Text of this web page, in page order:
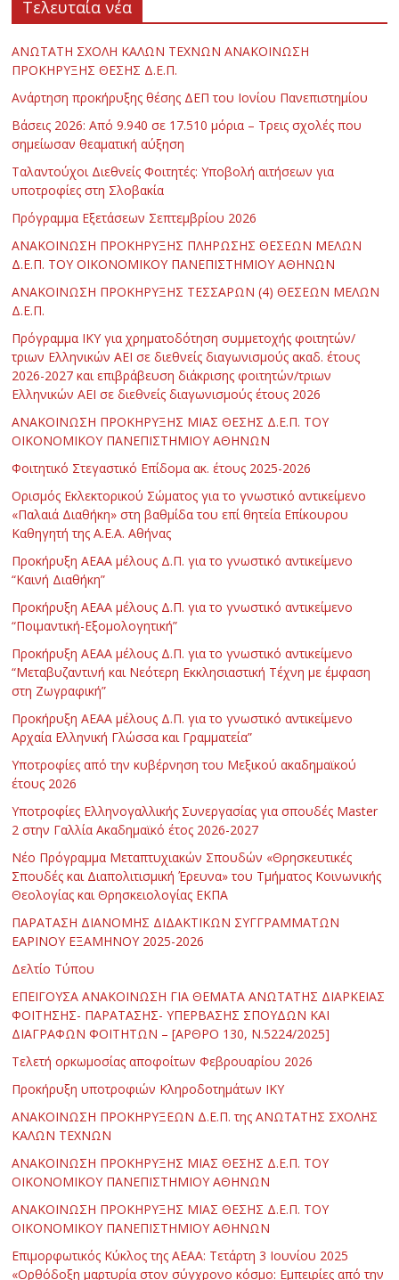
Τελευταία νέα
ΑΝΩΤΑΤΗ ΣΧΟΛΗ ΚΑΛΩΝ ΤΕΧΝΩΝ ΑΝΑΚΟΙΝΩΣΗ
ΠΡΟΚΗΡΥΞΗΣ ΘΕΣΗΣ Δ.Ε.Π.
Ανάρτηση προκήρυξης θέσης ΔΕΠ του Ιονίου Πανεπιστημίου
Βάσεις 2026: Από 9.940 σε 17.510 μόρια – Τρεις σχολές που
σημείωσαν θεαματική αύξηση
Ταλαντούχοι Διεθνείς Φοιτητές: Υποβολή αιτήσεων για
υποτροφίες στη Σλοβακία
Πρόγραμμα Εξετάσεων Σεπτεμβρίου 2026
ΑΝΑΚΟΙΝΩΣΗ ΠΡΟΚΗΡΥΞΗΣ ΠΛΗΡΩΣΗΣ ΘΕΣΕΩΝ ΜΕΛΩΝ
Δ.Ε.Π. ΤΟΥ ΟΙΚΟΝΟΜΙΚΟΥ ΠΑΝΕΠΙΣΤΗΜΙΟΥ ΑΘΗΝΩΝ
ΑΝΑΚΟΙΝΩΣΗ ΠΡΟΚΗΡΥΞΗΣ ΤΕΣΣΑΡΩΝ (4) ΘΕΣΕΩΝ ΜΕΛΩΝ
Δ.Ε.Π.
Πρόγραμμα ΙΚΥ για χρηματοδότηση συμμετοχής φοιτητών/
τριων Ελληνικών ΑΕΙ σε διεθνείς διαγωνισμούς ακαδ. έτους
2026-2027 και επιβράβευση διάκρισης φοιτητών/τριων
Ελληνικών ΑΕΙ σε διεθνείς διαγωνισμούς έτους 2026
ΑΝΑΚΟΙΝΩΣΗ ΠΡΟΚΗΡΥΞΗΣ ΜΙΑΣ ΘΕΣΗΣ Δ.Ε.Π. ΤΟΥ
ΟΙΚΟΝΟΜΙΚΟΥ ΠΑΝΕΠΙΣΤΗΜΙΟΥ ΑΘΗΝΩΝ
Φοιτητικό Στεγαστικό Επίδομα ακ. έτους 2025-2026
Ορισμός Εκλεκτορικού Σώματος για το γνωστικό αντικείμενο
«Παλαιά Διαθήκη» στη βαθμίδα του επί θητεία Επίκουρου
Καθηγητή της Α.Ε.Α. Αθήνας
Προκήρυξη ΑΕΑΑ μέλους Δ.Π. για το γνωστικό αντικείμενο
“Καινή Διαθήκη”
Προκήρυξη ΑΕΑΑ μέλους Δ.Π. για το γνωστικό αντικείμενο
“Ποιμαντική-Εξομολογητική”
Προκήρυξη ΑΕΑΑ μέλους Δ.Π. για το γνωστικό αντικείμενο
“Μεταβυζαντινή και Νεότερη Εκκλησιαστική Τέχνη με έμφαση
στη Ζωγραφική”
Προκήρυξη ΑΕΑΑ μέλους Δ.Π. για το γνωστικό αντικείμενο
Αρχαία Ελληνική Γλώσσα και Γραμματεία”
Υποτροφίες από την κυβέρνηση του Μεξικού ακαδημαϊκού
έτους 2026
Υποτροφίες Ελληνογαλλικής Συνεργασίας για σπουδές Master
2 στην Γαλλία Ακαδημαϊκό έτος 2026-2027
Νέο Πρόγραμμα Μεταπτυχιακών Σπουδών «Θρησκευτικές
Σπουδές και Διαπολιτισμική Έρευνα» του Τμήματος Κοινωνικής
Θεολογίας και Θρησκειολογίας ΕΚΠΑ
ΠΑΡΑΤΑΣΗ ΔΙΑΝΟΜΗΣ ΔΙΔΑΚΤΙΚΩΝ ΣΥΓΓΡΑΜΜΑΤΩΝ
ΕΑΡΙΝΟΥ ΕΞΑΜΗΝΟΥ 2025-2026
Δελτίο Τύπου
ΕΠΕΙΓΟΥΣΑ ΑΝΑΚΟΙΝΩΣΗ ΓΙΑ ΘΕΜΑΤΑ ΑΝΩΤΑΤΗΣ ΔΙΑΡΚΕΙΑΣ
ΦΟΙΤΗΣΗΣ- ΠΑΡΑΤΑΣΗΣ- ΥΠΕΡΒΑΣΗΣ ΣΠΟΥΔΩΝ ΚΑΙ
ΔΙΑΓΡΑΦΩΝ ΦΟΙΤΗΤΩΝ – [ΑΡΘΡΟ 130, Ν.5224/2025]
Τελετή ορκωμοσίας αποφοίτων Φεβρουαρίου 2026
Προκήρυξη υποτροφιών Κληροδοτημάτων ΙΚΥ
ΑΝΑΚΟΙΝΩΣΗ ΠΡΟΚΗΡΥΞΕΩΝ Δ.Ε.Π. της ΑΝΩΤΑΤΗΣ ΣΧΟΛΗΣ
ΚΑΛΩΝ ΤΕΧΝΩΝ
ΑΝΑΚΟΙΝΩΣΗ ΠΡΟΚΗΡΥΞΗΣ ΜΙΑΣ ΘΕΣΗΣ Δ.Ε.Π. ΤΟΥ
ΟΙΚΟΝΟΜΙΚΟΥ ΠΑΝΕΠΙΣΤΗΜΙΟΥ ΑΘΗΝΩΝ
ΑΝΑΚΟΙΝΩΣΗ ΠΡΟΚΗΡΥΞΗΣ ΜΙΑΣ ΘΕΣΗΣ Δ.Ε.Π. ΤΟΥ
ΟΙΚΟΝΟΜΙΚΟΥ ΠΑΝΕΠΙΣΤΗΜΙΟΥ ΑΘΗΝΩΝ
Επιμορφωτικός Κύκλος της ΑΕΑΑ: Τετάρτη 3 Ιουνίου 2025
«Ορθόδοξη μαρτυρία στον σύγχρονο κόσμο: Εμπειρίες από την